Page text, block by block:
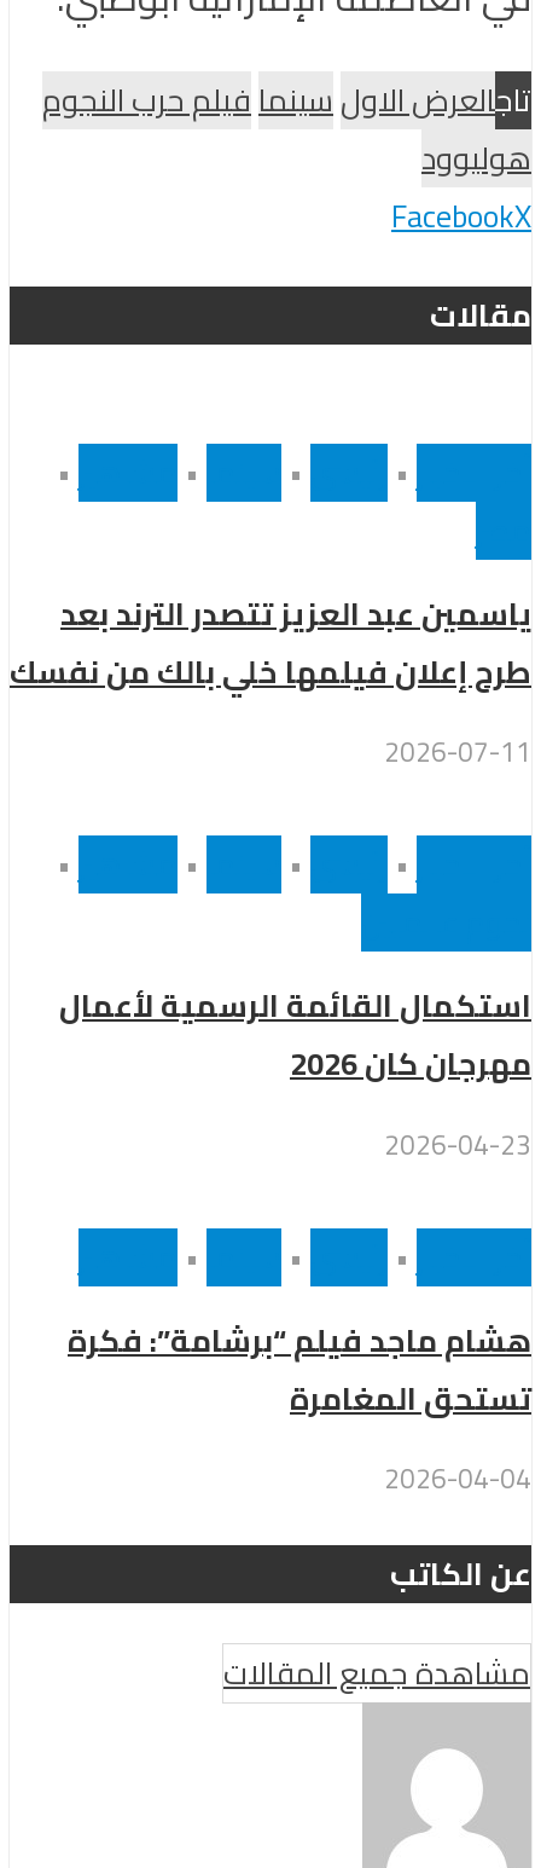
تاجالعرض الاولسينمافيلم حرب النجوم
هوليوود
FacebookX
مقالات
•
•
•
•
ياسمين عبد العزيز تتصدر الترند بعد
طرح إعلان فيلمها خلي بالك من نفسك
2026-07-11
•
•
•
•
استكمال القائمة الرسمية لأعمال
مهرجان كان 2026
2026-04-23
•
•
•
هشام ماجد فيلم “برشامة”: فكرة
تستحق المغامرة
2026-04-04
عن الكاتب
مشاهدة جميع المقالات